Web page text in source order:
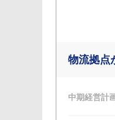
物流拠点
中期経営計